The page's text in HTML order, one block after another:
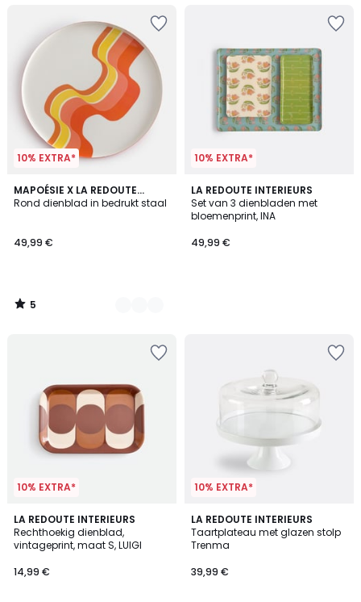
10% EXTRA*
MAPOÉSIE X LA REDOUTE
INTÉRIEURS
Rond dienblad in bedrukt staal
49,99 €
5
/
2
Kleuren
5
/
10% EXTRA*
LA REDOUTE INTERIEURS
Set van 3 dienbladen met
bloemenprint, INA
49,99 €
10% EXTRA*
LA REDOUTE INTERIEURS
Rechthoekig dienblad,
vintageprint, maat S, LUIGI
14,99 €
10% EXTRA*
LA REDOUTE INTERIEURS
Taartplateau met glazen stolp
Trenma
39,99 €
4,1
/ 5